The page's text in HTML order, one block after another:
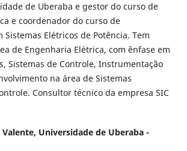
de Uberaba e gestor do curso de
e coordenador do curso de
Sistemas Elétricos de Potência. Tem
de Engenharia Elétrica, com ênfase em
Sistemas de Controle, Instrumentação
na área de Sistemas
Consultor técnico da empresa SIC
Valente, Universidade de Uberaba -